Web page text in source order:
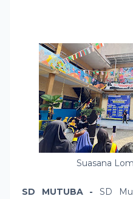
Suasana
SD MUTUBA - SD